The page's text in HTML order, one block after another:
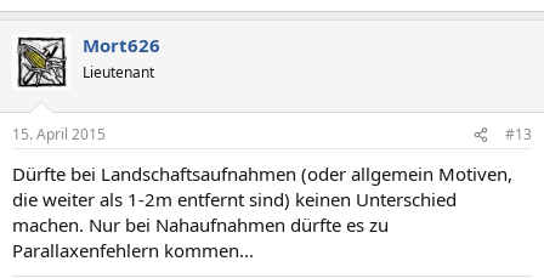
Mort626
Lieutenant
15. April 2015 #13
Dürfte bei Landschaftsaufnahmen (oder allgemein Motiven,
die weiter als 1-2m entfernt sind) keinen Unterschied
machen. Nur bei Nahaufnahmen dürfte es zu
Parallaxenfehlern kommen...